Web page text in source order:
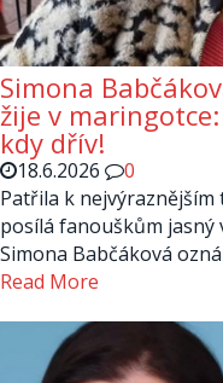
Simona
žije v
kdy dřív!
18.6.2026
0
Patřila k
posílá fanouškům jasný
Simona Babčáková
Read More